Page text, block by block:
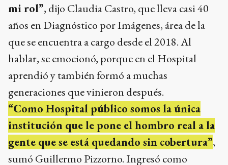
mi rol”, dijo Claudia Castro, que lleva casi 40
años en Diagnóstico por Imágenes, área de la
que se encuentra a cargo desde el 2018. Al
hablar, se emocionó, porque en el Hospital
aprendió y también formó a muchas
generaciones que vinieron después.
“Como Hospital público somos la única
institución que le pone el hombro real a la
gente que se está quedando sin cobertura”,
sumó Guillermo Pizzorno. Ingresó como